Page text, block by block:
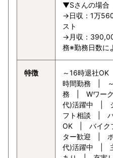
▼Sさんの場合
→日収：1万
スト
→月収：
務※勤務日数に
特徴
～16時退社
時間勤務 |
務 | Wワー
代)活躍中 |
フト相談 | バ
OK | バイク
ター歓迎 |
代)活躍中 |